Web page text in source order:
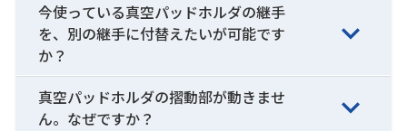
今使っている真空パッドホルダの継手
を、別の継手に付替えたいが可能です
か？
真空パッドホルダの摺動部が動きませ
ん。なぜですか？